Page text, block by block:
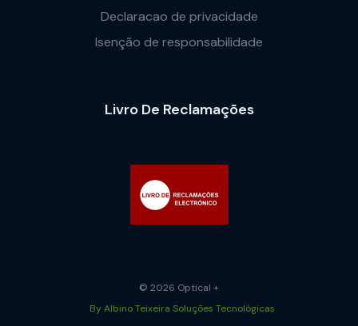
Declaracao de privacidade
Isenção de responsabilidade
Livro De Reclamações
© 2026 Optical +
By Albino Teixeira Soluções Tecnológicas